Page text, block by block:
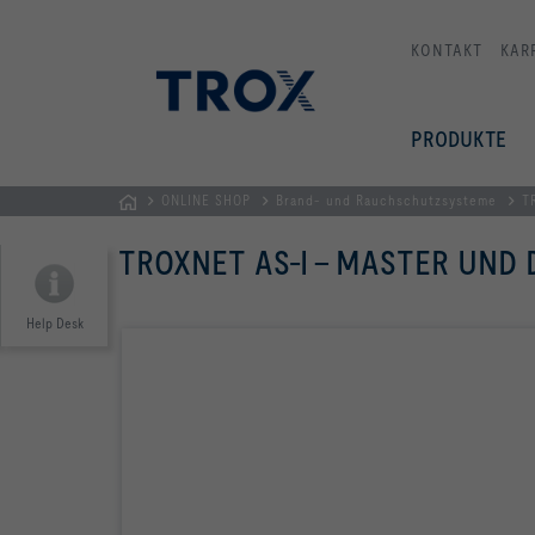
KONTAKT
PRODUKTE
AUSTRIA
ONLINE SHOP Brand- und Rauchschutzsysteme
Help Desk
TROXNET AS-I - MASTER UND